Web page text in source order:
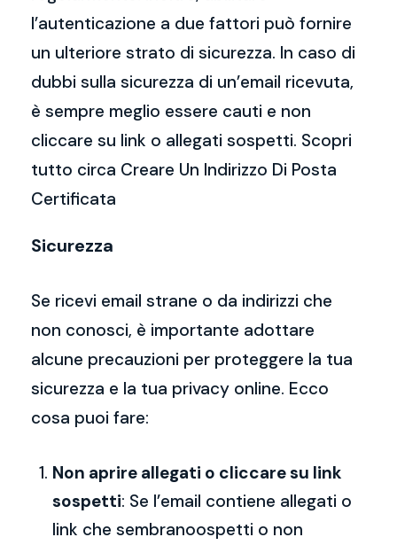
l’autenticazione a due fattori può fornire
un ulteriore strato di sicurezza. In caso di
dubbi sulla sicurezza di un’email ricevuta,
è sempre meglio essere cauti e non
cliccare su link o allegati sospetti. Scopri
tutto circa Creare Un Indirizzo Di Posta
Certificata
Sicurezza
Se ricevi email strane o da indirizzi che
non conosci, è importante adottare
alcune precauzioni per proteggere la tua
sicurezza e la tua privacy online. Ecco
cosa puoi fare:
Non aprire allegati o cliccare su link
sospetti: Se l’email contiene allegati o
link che sembranoospetti o non